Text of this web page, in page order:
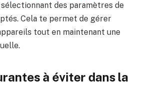
des paramètres de
Cela te permet de gérer
tout en maintenant une
à éviter dans la